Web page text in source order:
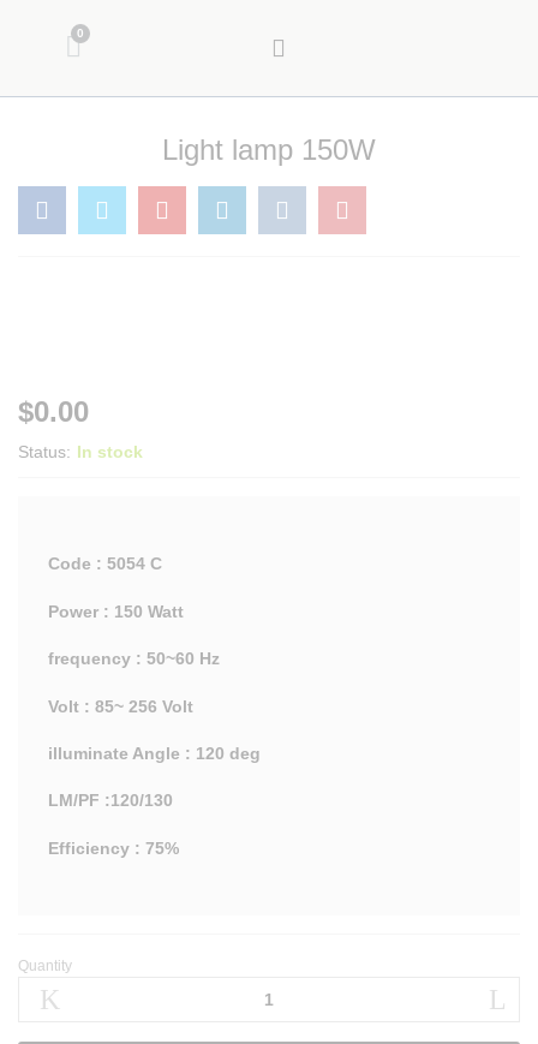
Light lamp 150W
$0.00
Status: In stock
Code : 5054 C
Power : 150 Watt
frequency : 50~60 Hz
Volt : 85~ 256 Volt
illuminate Angle : 120 deg
LM/PF :120/130
Efficiency : 75%
Quantity